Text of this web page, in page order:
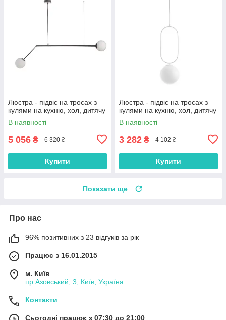
Люстра - підвіс на тросах з
кулями на кухню, хол, дитячу
В наявності
5 056 ₴ 6 320 ₴
Купити
Люстра - підвіс на тросах з
кулями на кухню, хол, дитячу
В наявності
3 282 ₴ 4 102 ₴
Купити
Показати ще
Про нас
96% позитивних з 23 відгуків за рік
Працює з 16.01.2015
м. Київ
пр.Азовський, 3, Київ, Україна
Контакти
Сьогодні працює з 07:30 до 21:00